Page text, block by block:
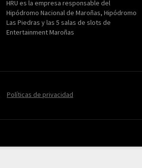
HRU es la empresa responsable del
Hipódromo Nacional de Maroñas, Hipódromo
Las Piedras y las 5 salas de slots de
Entertainment Maroñas
Políticas de privacidad